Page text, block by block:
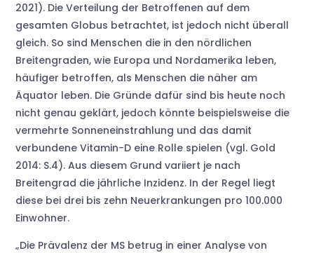
2021). Die Verteilung der Betroffenen auf dem
gesamten Globus betrachtet, ist jedoch nicht überall
gleich. So sind Menschen die in den nördlichen
Breitengraden, wie Europa und Nordamerika leben,
häufiger betroffen, als Menschen die näher am
Äquator leben. Die Gründe dafür sind bis heute noch
nicht genau geklärt, jedoch könnte beispielsweise die
vermehrte Sonneneinstrahlung und das damit
verbundene Vitamin-D eine Rolle spielen (vgl. Gold
2014: S.4). Aus diesem Grund variiert je nach
Breitengrad die jährliche Inzidenz. In der Regel liegt
diese bei drei bis zehn Neuerkrankungen pro 100.000
Einwohner.
„Die Prävalenz der MS betrug in einer Analyse von